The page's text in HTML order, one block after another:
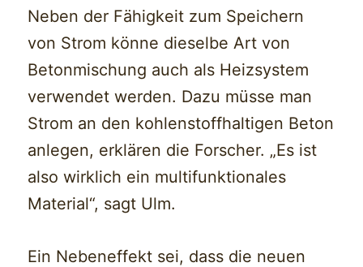
Neben der Fähigkeit zum Speichern
von Strom könne dieselbe Art von
Betonmischung auch als Heizsystem
verwendet werden. Dazu müsse man
Strom an den kohlenstoffhaltigen Beton
anlegen, erklären die Forscher. „Es ist
also wirklich ein multifunktionales
Material“, sagt Ulm.
Ein Nebeneffekt sei, dass die neuen